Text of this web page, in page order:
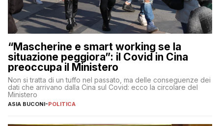
“Mascherine e smart working se la
situazione peggiora”: il Covid in Cina
preoccupa il Ministero
Non si tratta di un tuffo nel passato, ma delle conseguenze dei
dati che arrivano dalla Cina sul Covid: ecco la circolare del
Ministero
ASIA BUCONI-POLITICA